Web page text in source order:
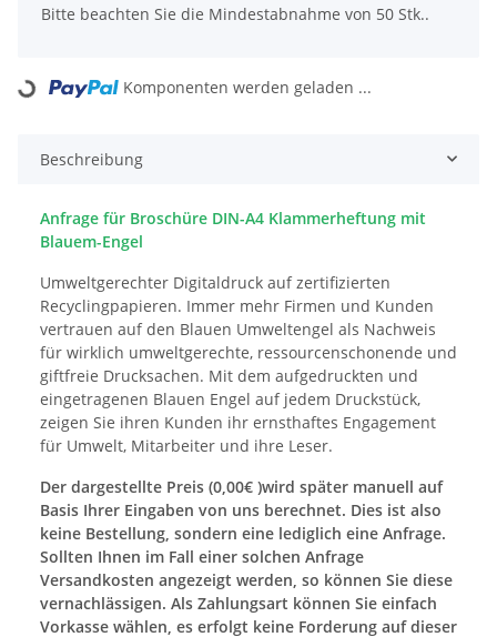
x
Bitte beachten Sie die Mindestabnahme von 50 Stk..
Loading... Komponenten werden geladen ...
Beschreibung
Anfrage für Broschüre DIN-A4 Klammerheftung mit
Blauem-Engel
Umweltgerechter Digitaldruck auf zertifizierten
Recyclingpapieren. Immer mehr Firmen und Kunden
vertrauen auf den Blauen Umweltengel als Nachweis
für wirklich umweltgerechte, ressourcenschonende und
giftfreie Drucksachen. Mit dem aufgedruckten und
eingetragenen Blauen Engel auf jedem Druckstück,
zeigen Sie ihren Kunden ihr ernsthaftes Engagement
für Umwelt, Mitarbeiter und ihre Leser.
Der dargestellte Preis (0,00€ )wird später manuell auf
Basis Ihrer Eingaben von uns berechnet. Dies ist also
keine Bestellung, sondern eine lediglich eine Anfrage.
Sollten Ihnen im Fall einer solchen Anfrage
Versandkosten angezeigt werden, so können Sie diese
vernachlässigen. Als Zahlungsart können Sie einfach
Vorkasse wählen, es erfolgt keine Forderung auf dieser